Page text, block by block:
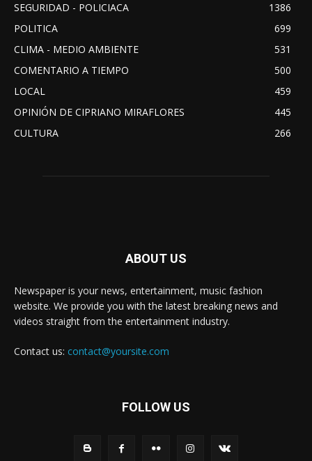
SEGURIDAD - POLICIACA
1386
POLITICA
699
CLIMA - MEDIO AMBIENTE
531
COMENTARIO A TIEMPO
500
LOCAL
459
OPINIÓN DE CIPRIANO MIRAFLORES
445
CULTURA
266
ABOUT US
Newspaper is your news, entertainment, music fashion
website. We provide you with the latest breaking news and
videos straight from the entertainment industry.
Contact us: contact@yoursite.com
FOLLOW US